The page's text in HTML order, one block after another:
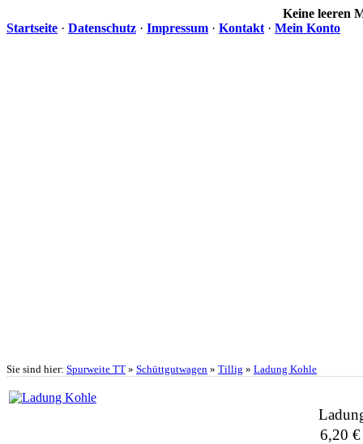
Keine leeren
Startseite · Datenschutz · Impressum · Kontakt · Mein Konto
Sie sind hier: Spurweite TT » Schüttgutwagen » Tillig » Ladung Kohle
6,20